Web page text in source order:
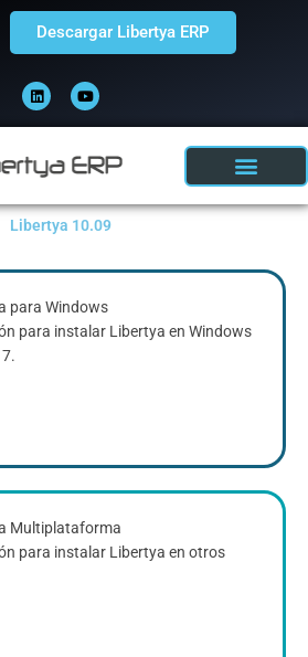
i
n
k
e
i
n
o
u
t
u
e
Descargar Libertya ERP
Libertya 10.09
para Windows
para instalar Libertya en Windows
Multiplataforma
para instalar Libertya en otros